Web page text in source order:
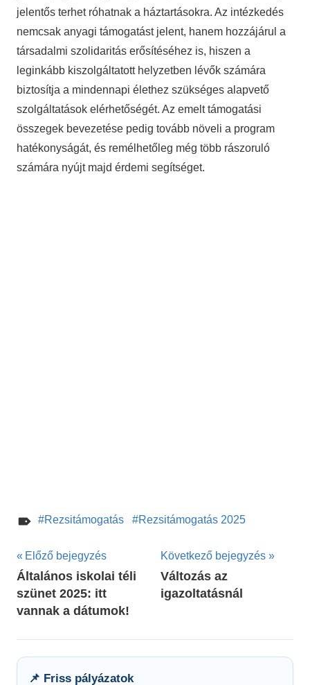
jelentős terhet róhatnak a háztartásokra. Az intézkedés
nemcsak anyagi támogatást jelent, hanem hozzájárul a
társadalmi szolidaritás erősítéséhez is, hiszen a
leginkább kiszolgáltatott helyzetben lévők számára
biztosítja a mindennapi élethez szükséges alapvető
szolgáltatások elérhetőségét. Az emelt támogatási
összegek bevezetése pedig tovább növeli a program
hatékonyságát, és remélhetőleg még több rászoruló
számára nyújt majd érdemi segítséget.
Rezsitámogatás Rezsitámogatás 2025
Bejegyzés
navigáció
Előző bejegyzés
Általános iskolai téli
szünet 2025: itt
vannak a dátumok!
Következő bejegyzés
Változás az
igazoltatásnál
📌 Friss pályázatok